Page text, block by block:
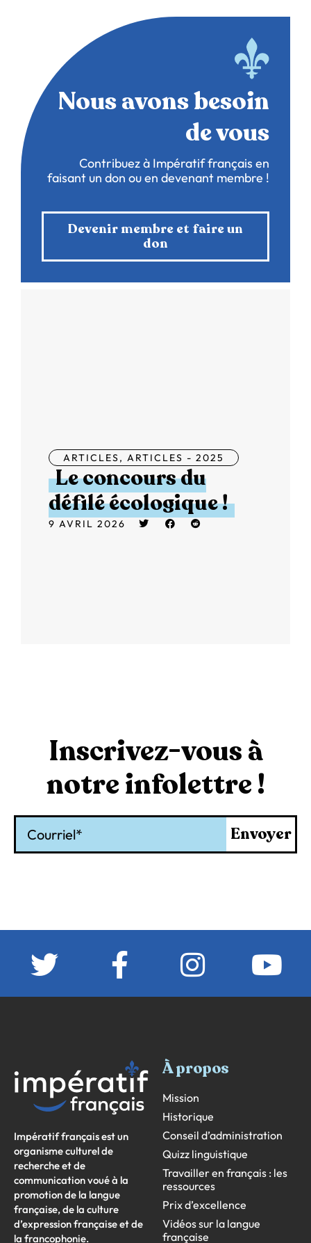
Nous avons besoin
de vous
Contribuez à Impératif français en
faisant un don ou en devenant membre !
Devenir membre et faire un
don
ARTICLES, ARTICLES - 2025
Le concours du
défilé écologique !
9 AVRIL 2026
Inscrivez-vous à
notre infolettre !
Envoyer
Impératif français est un
organisme culturel de
recherche et de
communication voué à la
promotion de la langue
française, de la culture
d’expression française et de
la francophonie.
À propos
Mission
Historique
Conseil d’administration
Quizz linguistique
Travailler en français : les
ressources
Prix d’excellence
Vidéos sur la langue
française